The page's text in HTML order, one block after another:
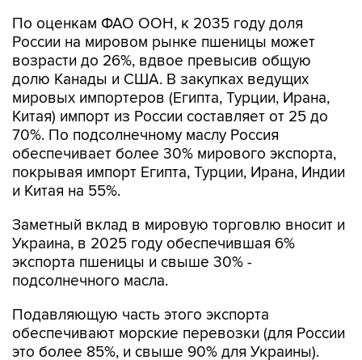
По оценкам ФАО ООН, к 2035 году доля
России на мировом рынке пшеницы может
возрасти до 26%, вдвое превысив общую
долю Канады и США. В закупках ведущих
мировых импортеров (Египта, Турции, Ирана,
Китая) импорт из России составляет от 25 до
70%. По подсолнечному маслу Россия
обеспечивает более 30% мирового экспорта,
покрывая импорт Египта, Турции, Ирана, Индии
и Китая на 55%.
Заметный вклад в мировую торговлю вносит и
Украина, в 2025 году обеспечившая 6%
экспорта пшеницы и свыше 30% -
подсолнечного масла.
Подавляющую часть этого экспорта
обеспечивают морские перевозки (для России
это более 85%, и свыше 90% для Украины).